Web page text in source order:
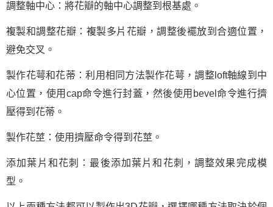
調整軸中心：將花瓣的軸中心調整到根基處。
複製和調整花瓣：複製多片花瓣，調整後襬放到合適位置，
避免交叉。
製作花萼和花蒂：利用相同方法製作花萼，調整loft軸線到中
心位置，使用cap命令進行封蓋，然後使用bevel命令進行擠
壓得到花蒂。
製作花莖：使用擠壓命令得到花莖。
添加葉片和花刺：最後添加葉片和花刺，調整效果完成模
型。